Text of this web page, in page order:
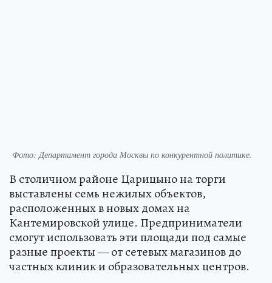
Фото: Департамент города Москвы по конкурентной политике.
В столичном районе Царицыно на торги
выставлены семь нежилых объектов,
расположенных в новых домах на
Кантемировской улице. Предприниматели
смогут использовать эти площади под самые
разные проекты — от сетевых магазинов до
частных клиник и образовательных центров.